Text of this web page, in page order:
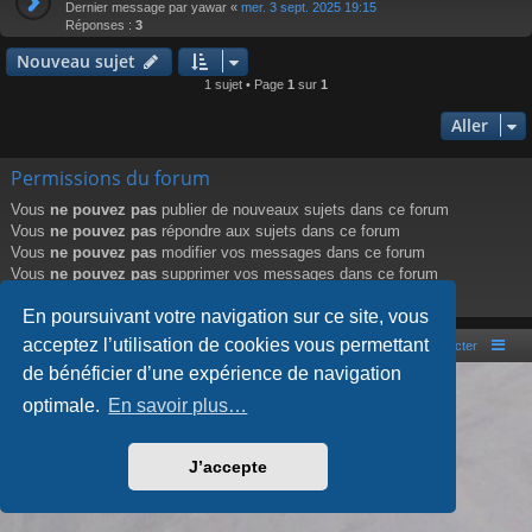
En poursuivant votre navigation sur ce site, vous
acceptez l’utilisation de cookies vous permettant
de bénéficier d’une expérience de navigation
optimale. En savoir plus…
J’accepte
Dernier message par yawar « mer. 3 sept. 2025 19:15
Réponses : 3
Nouveau sujet
1 sujet • Page 1 sur 1
Aller
Permissions du forum
Vous ne pouvez pas publier de nouveaux sujets dans ce forum
Vous ne pouvez pas répondre aux sujets dans ce forum
Vous ne pouvez pas modifier vos messages dans ce forum
Vous ne pouvez pas supprimer vos messages dans ce forum
Portal Accueil du forum Nous contacter
Développé parphpBB® Forum Software © phpBB Limited
Style par Arty
Conditions